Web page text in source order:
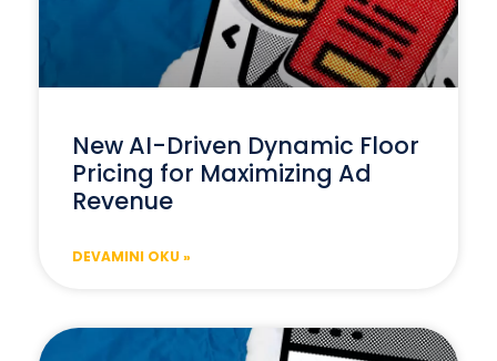
New AI-Driven Dynamic Floor
Pricing for Maximizing Ad
Revenue
DEVAMINI OKU »